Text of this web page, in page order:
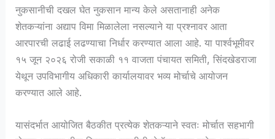
नुकसानीची दखल घेत नुकसान मान्य केले असतानाही अनेक
शेतकऱ्यांना अद्याप विमा मिळालेला नसल्याने या प्रश्नावर आता
आरपारची लढाई लढण्याचा निर्धार करण्यात आला आहे. या पार्श्वभूमीवर
१५ जून २०२६ रोजी सकाळी ११ वाजता पंचायत समिती, सिंदखेडराजा
येथून उपविभागीय अधिकारी कार्यालयावर भव्य मोर्चाचे आयोजन
करण्यात आले आहे.
यासंदर्भात आयोजित बैठकीत प्रत्येक शेतकऱ्याने स्वतः मोर्चात सहभागी